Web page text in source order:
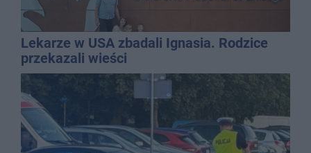
Lekarze w USA zbadali Ignasia. Rodzice
przekazali wieści